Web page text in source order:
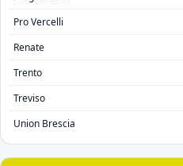
Pro Vercelli
Renate
Trento
Treviso
Union Brescia